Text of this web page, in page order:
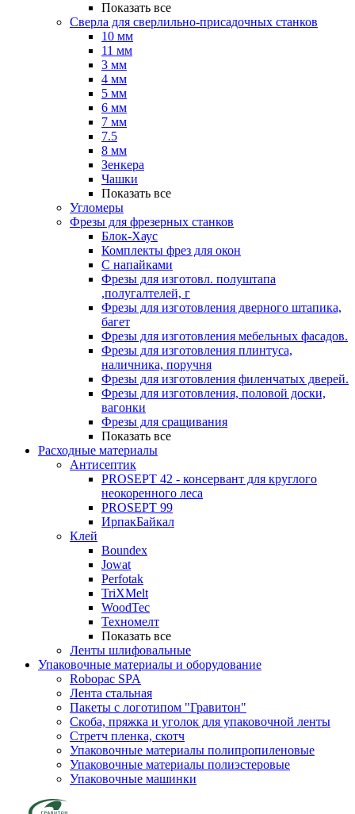
Показать все
Сверла для сверлильно-присадочных станков
10 мм
11 мм
3 мм
4 мм
5 мм
6 мм
7 мм
7.5
8 мм
Зенкера
Чашки
Показать все
Угломеры
Фрезы для фрезерных станков
Блок-Хаус
Комплекты фрез для окон
С напайками
Фрезы для изготовл. полуштапа
,полугалтелей, г
Фрезы для изготовления дверного штапика,
багет
Фрезы для изготовления мебельных фасадов.
Фрезы для изготовления плинтуса,
наличника, поручня
Фрезы для изготовления филенчатых дверей.
Фрезы для изготовления, половой доски,
вагонки
Фрезы для сращивания
Показать все
Расходные материалы
Антисептик
PROSEPT 42 - консервант для круглого
неокоренного леса
PROSEPT 99
ИрпакБайкал
Клей
Boundex
Jowat
Perfotak
TriXMelt
WoodTec
Техномелт
Показать все
Ленты шлифовальные
Упаковочные материалы и оборудование
Robopac SPA
Лента стальная
Пакеты с логотипом "Гравитон"
Скоба, пряжка и уголок для упаковочной ленты
Стретч пленка, скотч
Упаковочные материалы полипропиленовые
Упаковочные материалы полиэстеровые
Упаковочные машинки